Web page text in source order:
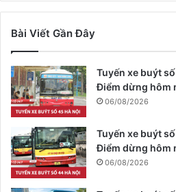
Bài Viết Gần Đây
Tuyến xe buýt
Điểm dừng hôm
06/08/2026
Tuyến xe buýt
Điểm dừng hôm
06/08/2026